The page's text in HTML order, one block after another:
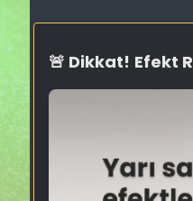
🚨 Dikkat! Efekt